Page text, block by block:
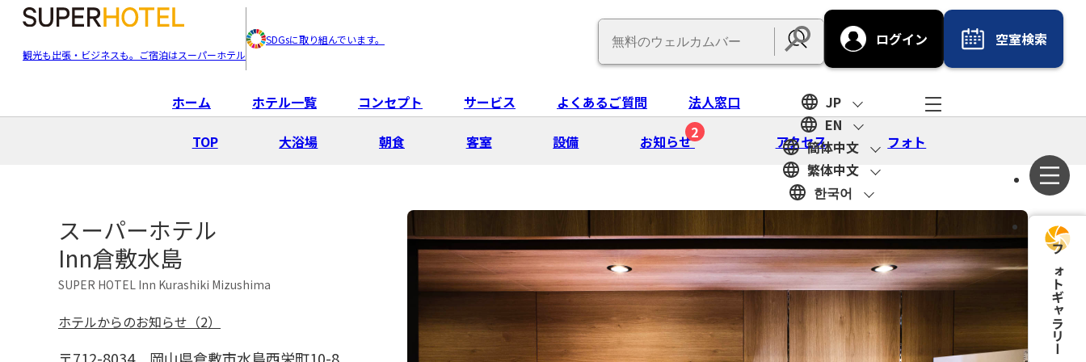
観光も出張・ビジネスも。ご宿泊はスーパーホテル
SDGsに取り組んでいます。
Submit
ログイン 空室検索
ホーム ホテル一覧 コンセプト サービス よくあるご質問 法人窓口
JP
EN
簡体中文
繁体中文
한국어
TOP 大浴場 朝⾷ 客室 設備 お知らせ2 アクセス フォト
フォトギャラリー
スーパーホテル
Inn倉敷水島
SUPER HOTEL Inn Kurashiki Mizushima
ホテルからのお知らせ（2）